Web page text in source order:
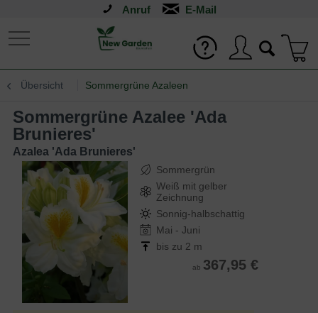
Anruf
Übersicht Sommergrüne Azaleen
Sommergrüne Azalee 'Ada
Brunieres'
Azalea 'Ada Brunieres'
Sommergrün
Weiß mit gelber
Zeichnung
Sonnig-halbschattig
Mai - Juni
bis zu 2 m
ab 367,95 €